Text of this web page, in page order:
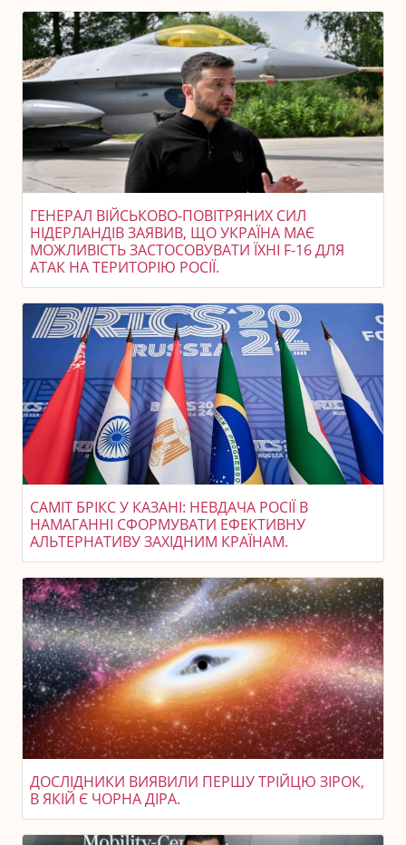
ГЕНЕРАЛ ВІЙСЬКОВО-ПОВІТРЯНИХ СИЛ
НІДЕРЛАНДІВ ЗАЯВИВ, ЩО УКРАЇНА МАЄ
МОЖЛИВІСТЬ ЗАСТОСОВУВАТИ ЇХНІ F-16 ДЛЯ
АТАК НА ТЕРИТОРІЮ РОСІЇ.
САМІТ БРІКС У КАЗАНІ: НЕВДАЧА РОСІЇ В
НАМАГАННІ СФОРМУВАТИ ЕФЕКТИВНУ
АЛЬТЕРНАТИВУ ЗАХІДНИМ КРАЇНАМ.
ДОСЛІДНИКИ ВИЯВИЛИ ПЕРШУ ТРІЙЦЮ ЗІРОК,
В ЯКІЙ Є ЧОРНА ДІРА.